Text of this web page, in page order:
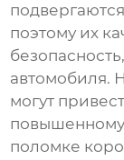
поэтому их
автомобиля.
могут
повышенному
поломке